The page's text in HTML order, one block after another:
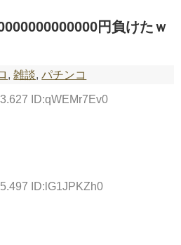
クソアニメの思い出ｗｗｗ
円負けたｗ
,雑談,パチンコ
ID:qWEMr7Ev0
ID:lG1JPKZh0